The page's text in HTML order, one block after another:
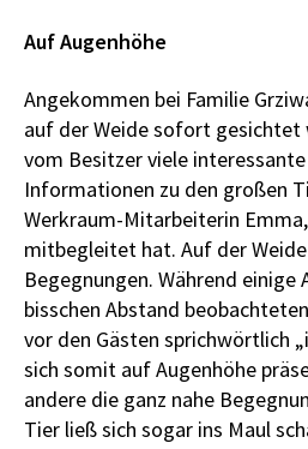
Auf Augenhöhe
Angekommen bei Familie
auf der Weide sofort gesichtet
vom Besitzer viele
Informationen zu den großen
Werkraum-Mitarbeiterin
mitbegleitet hat. Auf der
Begegnungen. Während
bisschen Abstand
vor den Gästen sprichwörtlich
sich somit auf Augenhöhe
andere die ganz nahe
Tier ließ sich sogar ins Maul